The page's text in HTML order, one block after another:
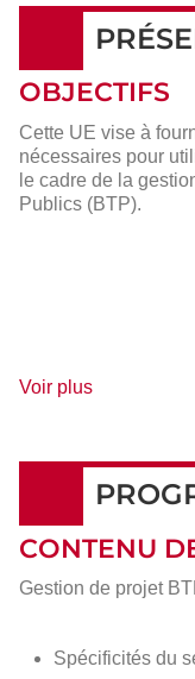
OBJECTIFS
Cette UE vise à
nécessaires pour
le cadre de la
Publics (BTP).
Voir plusde
CONTENU
Gestion de projet
Spécificités du